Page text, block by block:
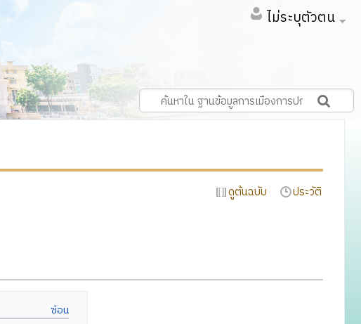
ไม่ระบุตัวตน
ดูต้นฉบับ ประวัติ